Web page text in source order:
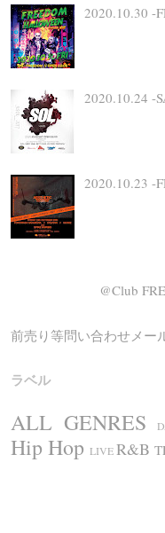
2020.10.30 -
2020.10.24 -
2020.10.23 -
@Club
前売り等問い合わせメー
ラベル
ALL GENRES
Hip Hop LIVER&B